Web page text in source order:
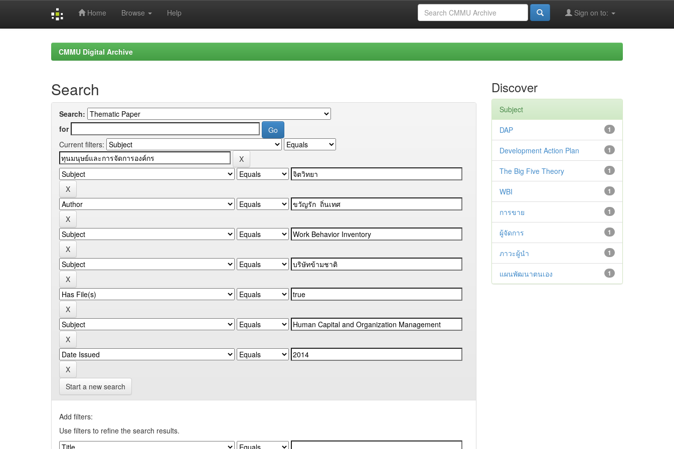
Home Browse Help Sign on to:
CMMU Digital Archive
Search
Search:
for
Current filters:
Start a new search
Add filters:
Use filters to refine the search results.
Discover
Subject
1
DAP
1
Development Action Plan
1
The Big Five Theory
1
WBI
1
การขาย
1
ผู้จัดการ
1
ภาวะผู้นำ
1
แผนพัฒนาตนเอง